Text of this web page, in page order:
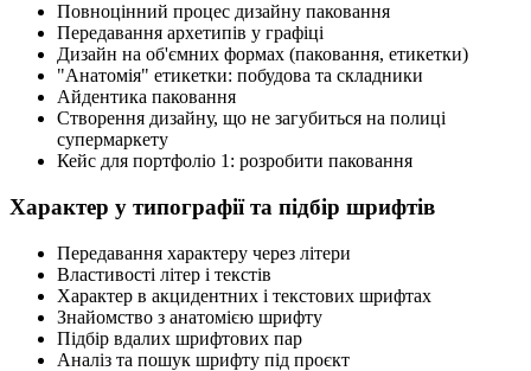
Повноцінний процес дизайну паковання
Передавання архетипів у графіці
Дизайн на об'ємних формах (паковання, етикетки)
"Анатомія" етикетки: побудова та складники
Айдентика паковання
Створення дизайну, що не загубиться на полиці
супермаркету
Кейс для портфоліо 1: розробити паковання
Характер у типографії та підбір шрифтів
Передавання характеру через літери
Властивості літер і текстів
Характер в акцидентних і текстових шрифтах
Знайомство з анатомією шрифту
Підбір вдалих шрифтових пар
Аналіз та пошук шрифту під проєкт